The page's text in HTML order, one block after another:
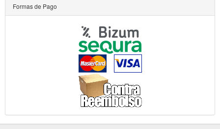
Formas de Pago